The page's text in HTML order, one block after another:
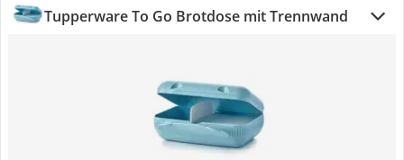
Tupperware To Go Brotdose mit Trennwand